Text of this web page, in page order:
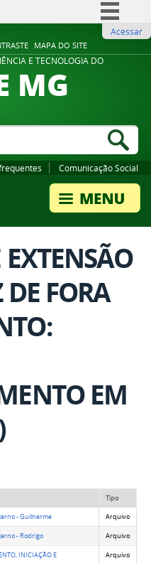
MAPA DO SITE
Comunica BR
Participe
Legislação
Acessar
E TECNOLOGIA DO
MG
Comunicação Social
EXTENSÃO
FORA
EM
Tipo
- Guilherme Arquivo
- Rodrigo Arquivo
INICIAÇÃO E
Arquivo